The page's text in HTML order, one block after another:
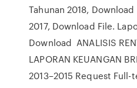
Tahunan 2018,
2017, Download File.
Download ANALISIS
LAPORAN KEUANGAN
2013–2015 Request Full-